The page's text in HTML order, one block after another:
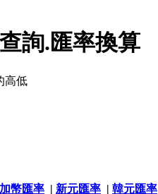
詢.匯率換算
高低
加幣匯率 | 新元匯率 | 韓元匯率